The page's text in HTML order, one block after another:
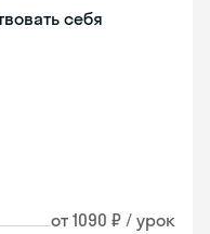
себя
от 1090 ₽ / урок